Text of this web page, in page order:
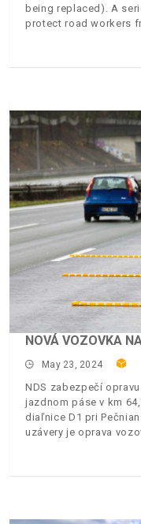
being replaced). A
protect road workers
NOVÁ VOZOVKA
May 23, 2024
NDS zabezpečí
jazdnom páse v km
diaľnice D1 pri
uzávery je oprava